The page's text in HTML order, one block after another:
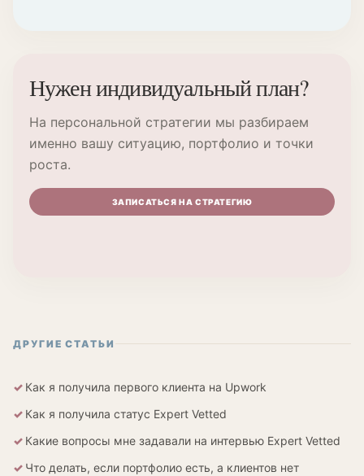
Нужен индивидуальный план?
На персональной стратегии мы разбираем
именно вашу ситуацию, портфолио и точки
роста.
ЗАПИСАТЬСЯ НА СТРАТЕГИЮ
ДРУГИЕ СТАТЬИ
Как я получила первого клиента на Upwork
Как я получила статус Expert Vetted
Какие вопросы мне задавали на интервью Expert Vetted
Что делать, если портфолио есть, а клиентов нет